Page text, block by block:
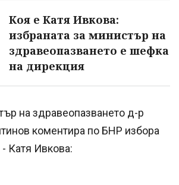
Коя е Катя Ивкова:
избраната за министър на
здравеопазването е шефка
на дирекция
на здравеопазването д-р
коментира по БНР избора
Катя Ивкова: